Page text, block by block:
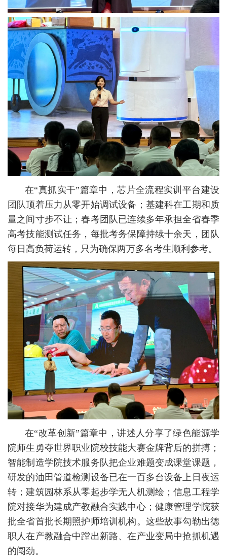
在“真抓实干”篇章中，芯片全流程实训平台建设
团队顶着压力从零开始调试设备；基建科在工期和质
量之间寸步不让；春考团队已连续多年承担全省春季
高考技能测试任务，每批考务保障持续十余天，团队
每日高负荷运转，只为确保两万多名考生顺利参考。
在“改革创新”篇章中，讲述人分享了绿色能源学
院师生勇夺世界职业院校技能大赛金牌背后的拼搏；
智能制造学院技术服务队把企业难题变成课堂课题，
研发的油田管道检测设备已在一百多台设备上日夜运
转；建筑园林系从零起步学无人机测绘；信息工程学
院对接华为建成产教融合实践中心；健康管理学院获
批全省首批长期照护师培训机构。这些故事勾勒出德
职人在产教融合中蹚出新路、在产业变局中抢抓机遇
的闯劲。